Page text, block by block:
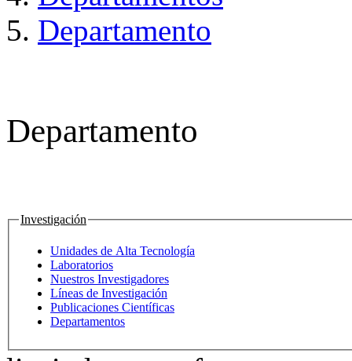
Departamento
Departamento
Investigación
Unidades de Alta Tecnología
Laboratorios
Nuestros Investigadores
Líneas de Investigación
Publicaciones Científicas
Departamentos